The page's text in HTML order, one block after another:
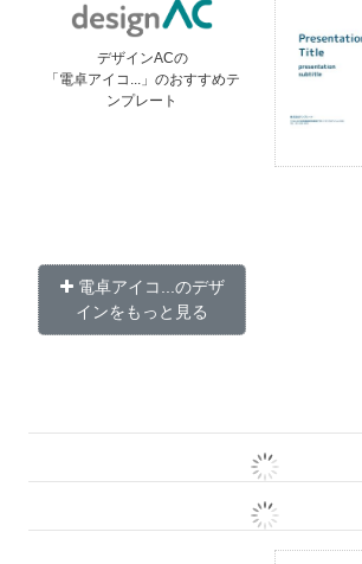
デザインACの
「電卓アイコ...」のおすすめテ
ンプレート
電卓アイコ...のデザ
インをもっと見る